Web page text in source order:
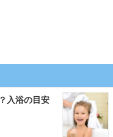
入浴の目安